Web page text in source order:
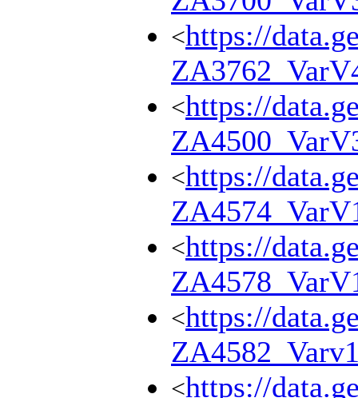
<https://
<https://
<https://
<https://
<https://
<https://